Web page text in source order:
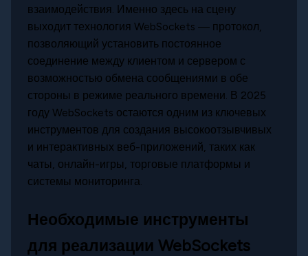
взаимодействия. Именно здесь на сцену
выходит технология WebSockets — протокол,
позволяющий установить постоянное
соединение между клиентом и сервером с
возможностью обмена сообщениями в обе
стороны в режиме реального времени. В 2025
году WebSockets остаются одним из ключевых
инструментов для создания высокоотзывчивых
и интерактивных веб-приложений, таких как
чаты, онлайн-игры, торговые платформы и
системы мониторинга.
Необходимые инструменты
для реализации WebSockets